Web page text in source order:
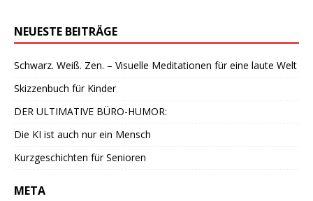
NEUESTE BEITRÄGE
Schwarz. Weiß. Zen. – Visuelle Meditationen für eine laute Welt
Skizzenbuch für Kinder
DER ULTIMATIVE BÜRO-HUMOR:
Die KI ist auch nur ein Mensch
Kurzgeschichten für Senioren
META